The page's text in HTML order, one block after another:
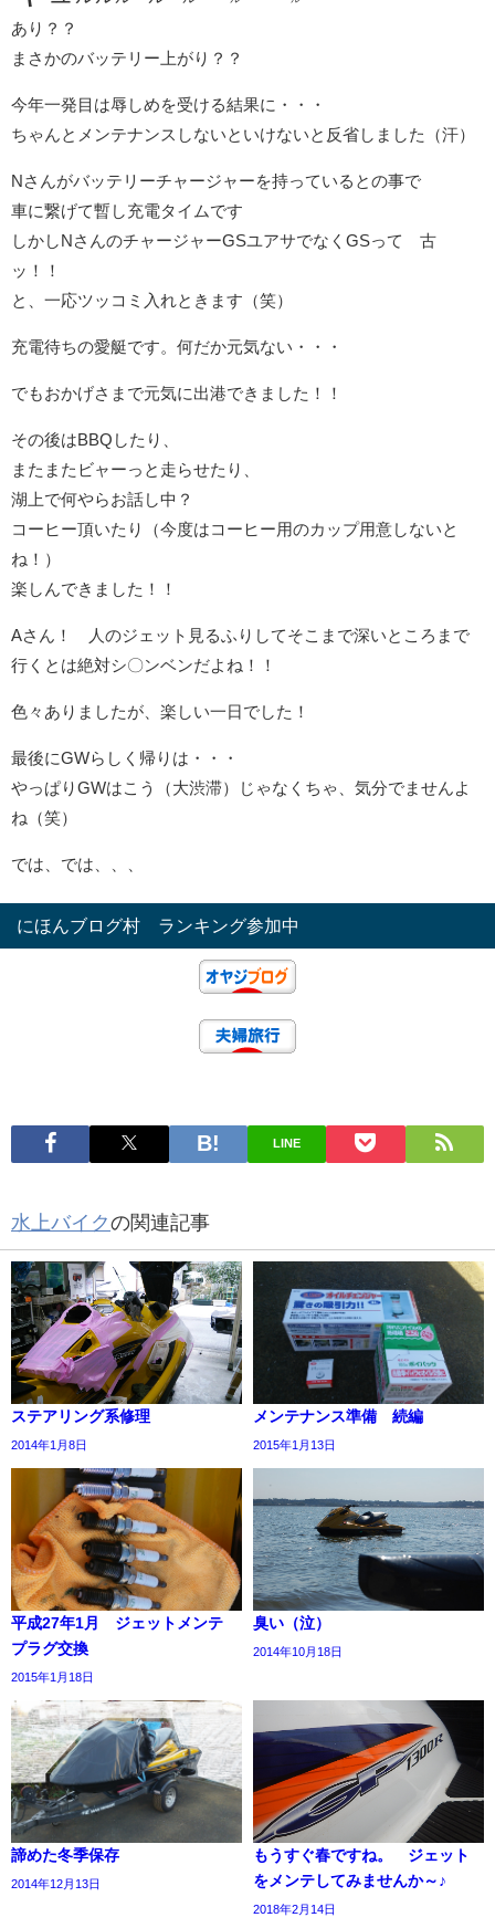
あり？？
まさかのバッテリー上がり？？
今年一発目は辱しめを受ける結果に・・・
ちゃんとメンテナンスしないといけないと反省しました（汗）
Nさんがバッテリーチャージャーを持っているとの事で
車に繋げて暫し充電タイムです
しかしNさんのチャージャーGSユアサでなくGSって 古
ッ！！
と、一応ツッコミ入れときます（笑）
充電待ちの愛艇です。何だか元気ない・・・
でもおかげさまで元気に出港できました！！
その後はBBQしたり、
またまたビャーっと走らせたり、
湖上で何やらお話し中？
コーヒー頂いたり（今度はコーヒー用のカップ用意しないと
ね！）
楽しんできました！！
Aさん！ 人のジェット見るふりしてそこまで深いところまで
行くとは絶対シ〇ンベンだよね！！
色々ありましたが、楽しい一日でした！
最後にGWらしく帰りは・・・
やっぱりGWはこう（大渋滞）じゃなくちゃ、気分でませんよ
ね（笑）
では、では、、、
にほんブログ村 ランキング参加中
LINE
水上バイクの関連記事
ステアリング系修理
2014年1月8日
メンテナンス準備 続編
2015年1月13日
平成27年1月 ジェットメンテ
プラグ交換
2015年1月18日
臭い（泣）
2014年10月18日
諦めた冬季保存
2014年12月13日
もうすぐ春ですね。 ジェット
をメンテしてみませんか～♪
2018年2月14日